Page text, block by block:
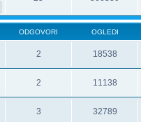
ODGOVORI OGLEDI
2 18538
2 11138
3 32789